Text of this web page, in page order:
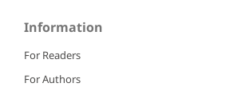
Information
For Readers
For Authors